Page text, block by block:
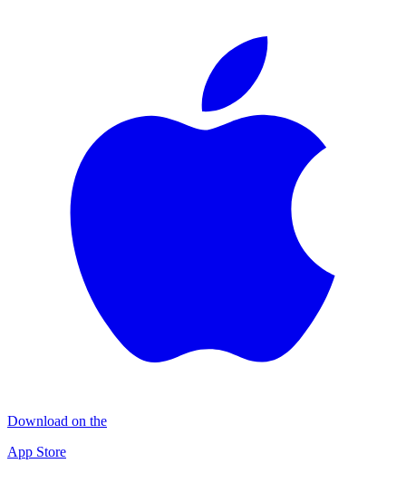
Download on the
App Store